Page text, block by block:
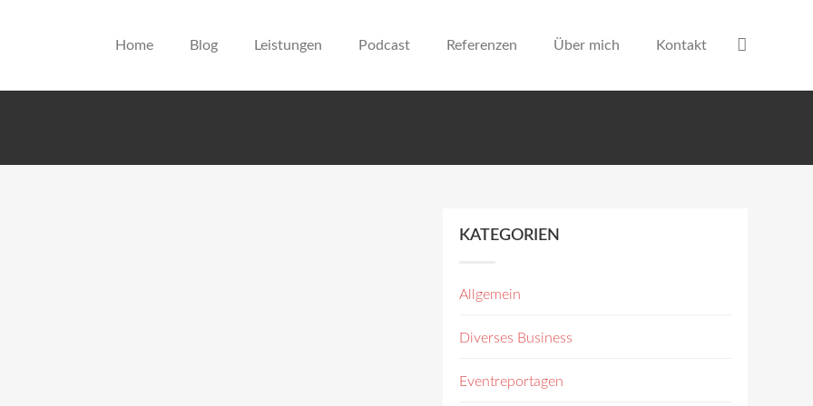
Home Blog Leistungen Podcast Referenzen Über mich Kontakt
KATEGORIEN
Allgemein
Diverses Business
Eventreportagen